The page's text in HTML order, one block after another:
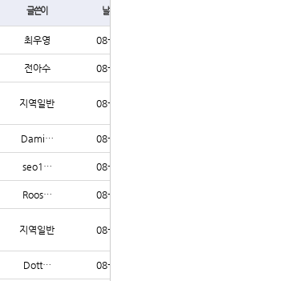
글쓴이 날짜
최우영 08-07
전아수 08-07
지역일반 08-07
Dami… 08-07
seo1… 08-07
Roos… 08-07
지역일반 08-07
Dott… 08-07